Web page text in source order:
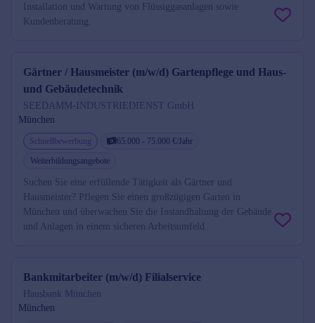
Installation und Wartung von Flüssiggasanlagen sowie
Kundenberatung.
Gärtner / Hausmeister (m/w/d) Gartenpflege und Haus-
und Gebäudetechnik
SEEDAMM-INDUSTRIEDIENST GmbH
München
Schnellbewerbung
65.000 - 75.000 €/Jahr
Weiterbildungsangebote
Suchen Sie eine erfüllende Tätigkeit als Gärtner und
Hausmeister? Pflegen Sie einen großzügigen Garten in
München und überwachen Sie die Instandhaltung der Gebäude
und Anlagen in einem sicheren Arbeitsumfeld.
Bankmitarbeiter (m/w/d) Filialservice
Hausbank München
München